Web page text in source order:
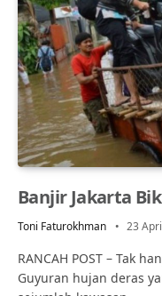
Banjir Jakarta
Toni Faturokhman 23
RANCAH POST – Tak
Guyuran hujan deras